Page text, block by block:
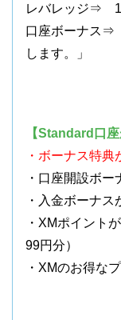
レバレッジ⇒ 1
口座ボーナス⇒
します。」
【Standard口
・ボーナス特典
・口座開設ボ
・入金ボーナス
・XMポイント
99円分）
・XMのお得な